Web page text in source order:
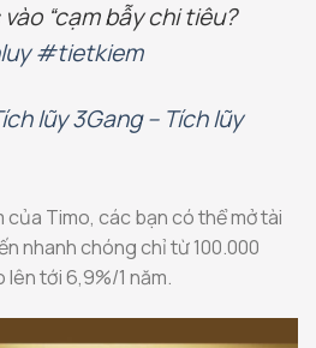
“cạm bẫy chi tiêu?
#tietkiem
lũy 3Gang – Tích lũy
của Timo, các bạn có thể mở tài
nhanh chóng chỉ từ 100.000
lên tới 6,9%/1 năm.